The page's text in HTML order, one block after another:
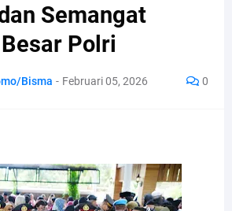
Semangat
Polri
Bisma - Februari 05, 2026 0